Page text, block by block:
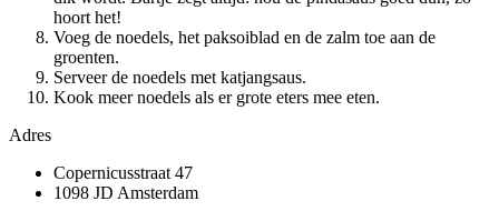
hoort het!
Voeg de noedels, het paksoiblad en de zalm toe aan de
groenten.
Serveer de noedels met katjangsaus.
Kook meer noedels als er grote eters mee eten.
Adres
Copernicusstraat 47
1098 JD Amsterdam